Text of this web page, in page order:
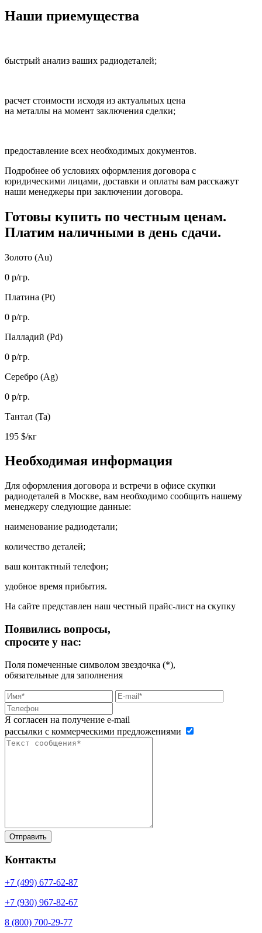
Наши приемущества
быстрый анализ ваших радиодеталей;
расчет стоимости исходя из актуальных цена
на металлы на момент заключения сделки;
предоставление всех необходимых документов.
Подробнее об условиях оформления договора с
юридическими лицами, доставки и оплаты вам расскажут
наши менеджеры при заключении договора.
Готовы купить по честным ценам.
Платим наличными в день сдачи.
Золото (Au)
0 р/гр.
Платина (Pt)
0 р/гр.
Палладий (Pd)
0 р/гр.
Серебро (Ag)
0 р/гр.
Тантал (Ta)
195 $/кг
Необходимая информация
Для оформления договора и встречи в офисе скупки
радиодеталей в Москве, вам необходимо сообщить нашему
менеджеру следующие данные:
наименование радиодетали;
количество деталей;
ваш контактный телефон;
удобное время прибытия.
На сайте представлен наш честный прайс-лист на скупку
Появились вопросы,
спросите у нас:
Поля помеченные символом звездочка (*),
обязательные для заполнения
Я согласен на получение e-mail
рассылки с коммерческими предложениями
Контакты
+7 (499) 677-62-87
+7 (930) 967-82-67
8 (800) 700-29-77